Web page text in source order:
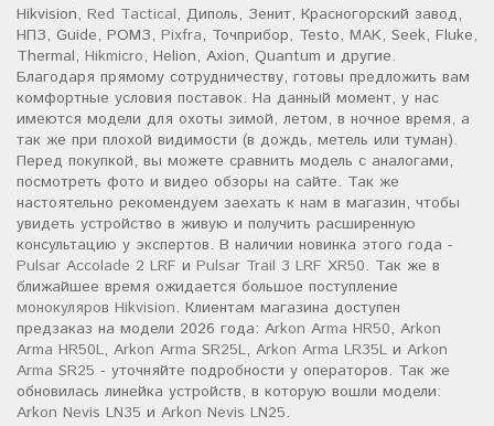
Hikvision, Red Tactical, Диполь, Зенит, Красногорский завод,
НПЗ, Guide, РОМЗ, Pixfra, Точприбор, Testo, MAK, Seek, Fluke,
Thermal, Hikmicro, Helion, Axion, Quantum и другие.
Благодаря прямому сотрудничеству, готовы предложить вам
комфортные условия поставок. На данный момент, у нас
имеются модели для охоты зимой, летом, в ночное время, а
так же при плохой видимости (в дождь, метель или туман).
Перед покупкой, вы можете сравнить модель с аналогами,
посмотреть фото и видео обзоры на сайте. Так же
настоятельно рекомендуем заехать к нам в магазин, чтобы
увидеть устройство в живую и получить расширенную
консультацию у экспертов. В наличии новинка этого года -
Pulsar Accolade 2 LRF и Pulsar Trail 3 LRF XR50. Так же в
ближайшее время ожидается большое поступление
монокуляров Hikvision. Клиентам магазина доступен
предзаказ на модели 2026 года: Arkon Arma HR50, Arkon
Arma HR50L, Arkon Arma SR25L, Arkon Arma LR35L и Arkon
Arma SR25 - уточняйте подробности у операторов. Так же
обновилась линейка устройств, в которую вошли модели:
Arkon Nevis LN35 и Arkon Nevis LN25.